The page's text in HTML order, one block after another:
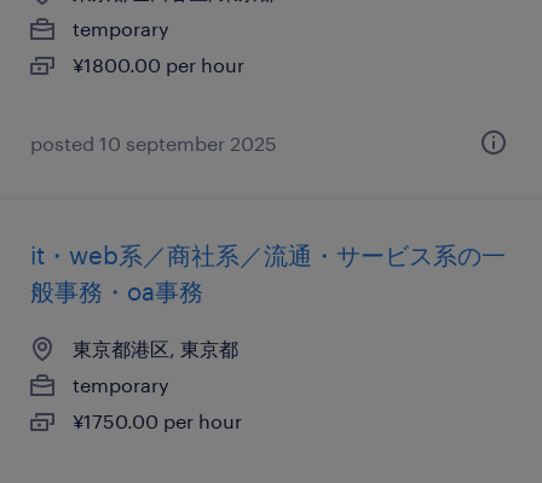
temporary
¥1800.00 per hour
posted 10 september 2025
it・web系／商社系／流通・サービス系の一
般事務・oa事務
東京都港区, 東京都
temporary
¥1750.00 per hour